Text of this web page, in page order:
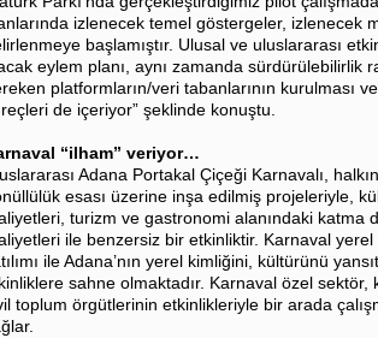
izlenecek temel göstergeler, izlenecek
başlamıştır. Ulusal ve uluslararası
eylem planı, aynı zamanda sürdürülebilirlik
platformların/veri tabanlarının kurulması ve
de içeriyor” şeklinde konuştu.
“ilham” veriyor…
Adana Portakal Çiçeği Karnavalı, halkın
esası üzerine inşa edilmiş projeleriyle,
turizm ve gastronomi alanındaki katma
ile benzersiz bir etkinliktir. Karnaval
ile Adana’nın yerel kimliğini, kültürünü
sahne olmaktadır. Karnaval özel sektör,
toplum örgütlerinin etkinlikleriyle bir arada